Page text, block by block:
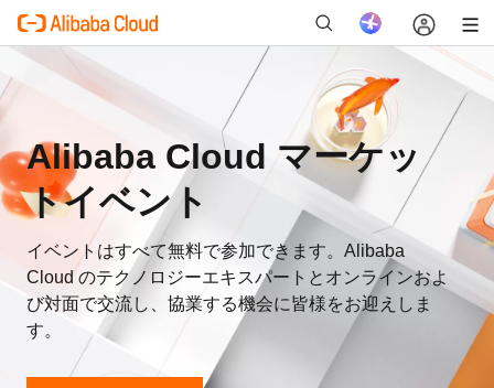
Alibaba Cloud マーケッ
トイベント
イベントはすべて無料で参加できます。Alibaba
Cloud のテクノロジーエキスパートとオンラインおよ
び対面で交流し、協業する機会に皆様をお迎えしま
す。
新